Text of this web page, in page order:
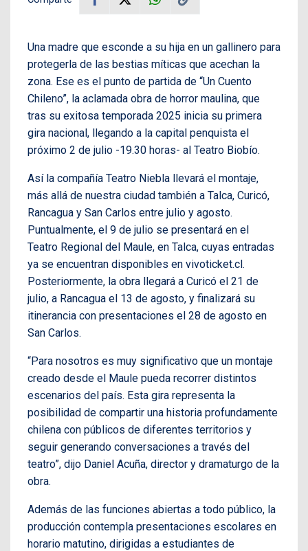
Una madre que esconde a su hija en un gallinero para
protegerla de las bestias míticas que acechan la
zona. Ese es el punto de partida de “Un Cuento
Chileno”, la aclamada obra de horror maulina, que
tras su exitosa temporada 2025 inicia su primera
gira nacional, llegando a la capital penquista el
próximo 2 de julio -19.30 horas- al Teatro Biobío.
Así la compañía Teatro Niebla llevará el montaje,
más allá de nuestra ciudad también a Talca, Curicó,
Rancagua y San Carlos entre julio y agosto.
Puntualmente, el 9 de julio se presentará en el
Teatro Regional del Maule, en Talca, cuyas entradas
ya se encuentran disponibles en vivoticket.cl.
Posteriormente, la obra llegará a Curicó el 21 de
julio, a Rancagua el 13 de agosto, y finalizará su
itinerancia con presentaciones el 28 de agosto en
San Carlos.
“Para nosotros es muy significativo que un montaje
creado desde el Maule pueda recorrer distintos
escenarios del país. Esta gira representa la
posibilidad de compartir una historia profundamente
chilena con públicos de diferentes territorios y
seguir generando conversaciones a través del
teatro”, dijo Daniel Acuña, director y dramaturgo de la
obra.
Además de las funciones abiertas a todo público, la
producción contempla presentaciones escolares en
horario matutino, dirigidas a estudiantes de